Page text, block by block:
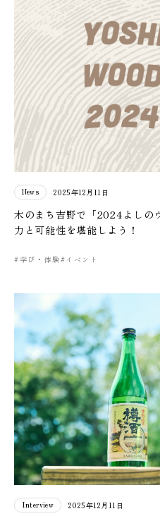
News 2025年12月11日
木のまち吉野で「2024よしの
力と可能性を堪能しよう！
#学び・体験#イベント
Interview 2025年12月11日